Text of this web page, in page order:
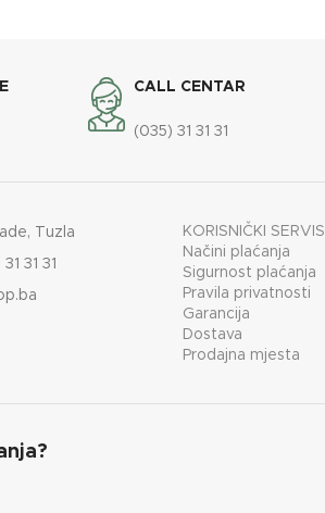
CALL CENTAR
(035) 31 31 31
Tuzla
31 31
KORISNIČKI SERVIS
Načini plaćanja
Sigurnost plaćanja
Pravila privatnosti
Garancija
Dostava
Prodajna mjesta